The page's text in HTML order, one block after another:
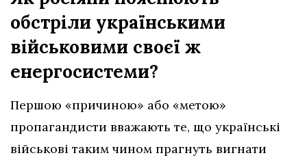
обстріли українськими
військовими своєї ж
енергосистеми?
Першою «причиною» або «метою»
пропагандисти вважають те, що українські
військові таким чином прагнуть вигнати